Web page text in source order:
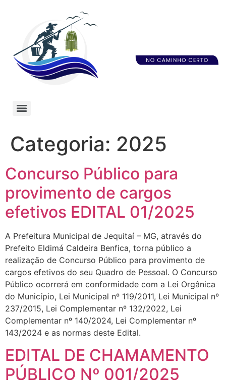
Categoria: 2025
Concurso Público para
provimento de cargos
efetivos EDITAL 01/2025
A Prefeitura Municipal de Jequitaí – MG, através do
Prefeito Eldimá Caldeira Benfica, torna público a
realização de Concurso Público para provimento de
cargos efetivos do seu Quadro de Pessoal. O Concurso
Público ocorrerá em conformidade com a Lei Orgânica
do Município, Lei Municipal nº 119/2011, Lei Municipal nº
237/2015, Lei Complementar nº 132/2022, Lei
Complementar nº 140/2024, Lei Complementar nº
143/2024 e as normas deste Edital.
EDITAL DE CHAMAMENTO
PÚBLICO Nº 001/2025